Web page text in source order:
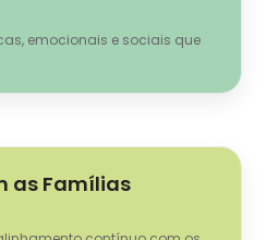
emocionais e sociais que
as Famílias